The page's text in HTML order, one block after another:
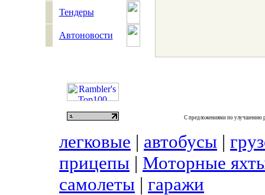
Тендеры
Автоновости
С предложениями по улучшению
легковые | автобусы |
прицепы | Моторные
самолеты | гаражи